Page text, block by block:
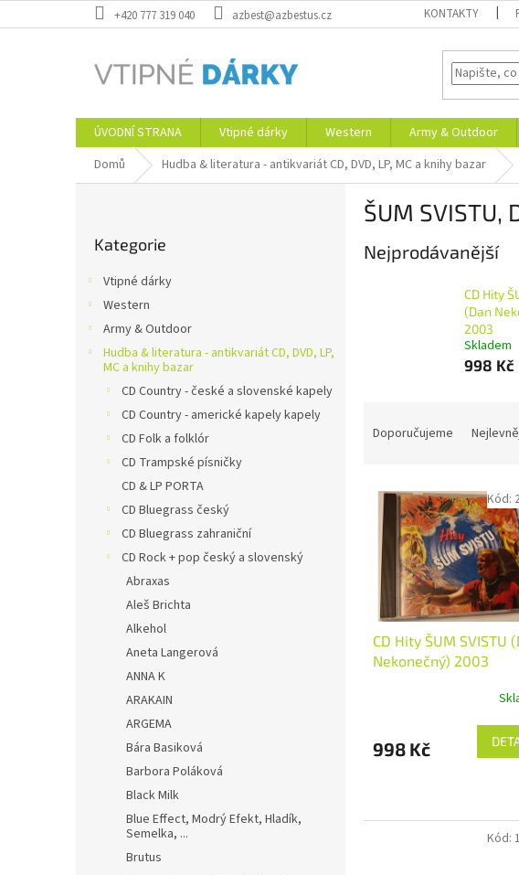
na
+420 777 319 040 azbest@azbestus.cz KONTAKTY
ÚVODNÍ STRANA Vtipné dárky Western Army & Outdoor
Domů
Hudba & literatura - antikvariát CD, DVD, LP, MC a knihy bazar
kategorie
Kategorie
Vtipné dárky
Western
Army & Outdoor
Hudba & literatura - antikvariát CD, DVD, LP,
MC a knihy bazar
CD Country - české a slovenské kapely
CD Country - americké kapely kapely
CD Folk a folklór
CD Trampské písničky
CD & LP PORTA
CD Bluegrass český
CD Bluegrass zahraniční
CD Rock + pop český a slovenský
Abraxas
Aleš Brichta
Alkehol
Aneta Langerová
ANNA K
ARAKAIN
ARGEMA
Bára Basiková
Barbora Poláková
Black Milk
Blue Effect, Modrý Efekt, Hladík,
Semelka, ...
Brutus
ŠUM SVISTU,
Nejprodávanější
CD Hity
(Dan
2003
Skladem
998 Kč
Doporučujeme
CD Hity ŠUM SVISTU
Nekonečný) 2003
998 Kč
Kód:
Kód: